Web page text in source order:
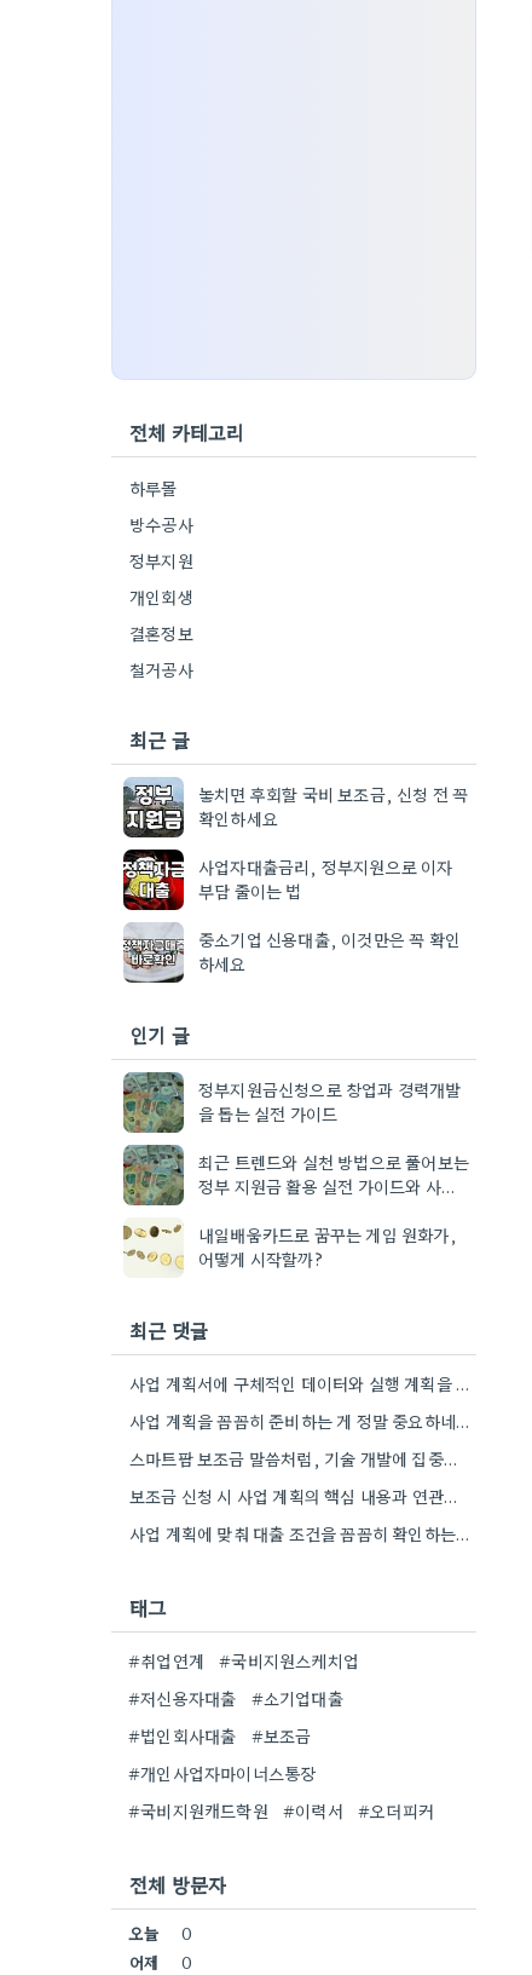
전체 카테고리
하루몰
방수공사
정부지원
개인회생
결혼정보
철거공사
최근 글
놓치면 후회할 국비 보조금, 신청 전 꼭
확인하세요
사업자대출금리, 정부지원으로 이자
부담 줄이는 법
중소기업 신용대출, 이것만은 꼭 확인
하세요
인기 글
정부지원금신청으로 창업과 경력개발
을 돕는 실전 가이드
최근 트렌드와 실천 방법으로 풀어보는
정부 지원금 활용 실전 가이드와 사례
내일배움카드로 꿈꾸는 게임 원화가,
어떻게 시작할까?
최근 댓글
사업 계획서에 구체적인 데이터와 실행 계획을 포함하는 게 핵심이네요. 제가 비슷한 경험이 있어서, 단순히 아이디어를…
사업 계획을 꼼꼼히 준비하는 게 정말 중요하네요. 특히 예상치 못한 지출 때문에 어려움을 겪는 경우도…
스마트팜 보조금 말씀처럼, 기술 개발에 집중하는 스타트업이 사업 모델과 연결해서 시너지를 낼 수 있다면 정말…
보조금 신청 시 사업 계획의 핵심 내용과 연관된 서류 준비를 꼼꼼히 하는 것이 중요하네요. 특히…
사업 계획에 맞춰 대출 조건을 꼼꼼히 확인하는 게 중요하네요. 저는 사업 확장 시 금리 변화를…
태그
#취업연계
#국비지원스케치업
#저신용자대출
#소기업대출
#법인회사대출
#보조금
#개인사업자마이너스통장
#국비지원캐드학원
#이력서 #오더피커
전체 방문자
오늘
0
어제
0